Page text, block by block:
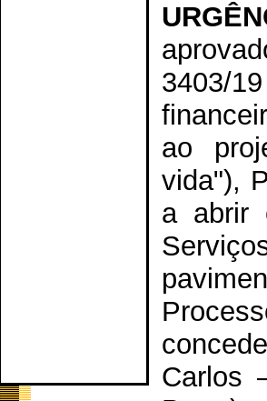
3403/
ao
vida"),
a abrir
Carlos